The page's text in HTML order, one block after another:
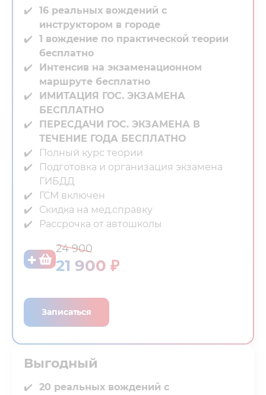
16 реальных вождений с
инструктором в городе⁣⁣
1 вождение по практической теории
бесплатно
Интенсив на экзаменационном
маршруте бесплатно
ИМИТАЦИЯ ГОС. ЭКЗАМЕНА
БЕСПЛАТНО
ПЕРЕСДАЧИ ГОС. ЭКЗАМЕНА В
ТЕЧЕНИЕ ГОДА БЕСПЛАТНО
Полный курс теории⁣⁣
Подготовка и организация экзамена
ГИБДД⁣⁣
ГСМ включен⁣⁣
Скидка на мед.справку⁣⁣
Рассрочка от автошколы
24 900
21 900 ₽
Записаться
Выгодный⁣⁣
20 реальных вождений с